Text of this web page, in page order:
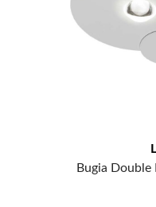
Bugia